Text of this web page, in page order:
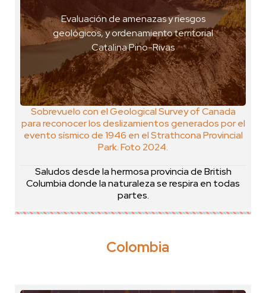
Evaluación de amenazas y riesgos
geológicos, y ordenamiento territorial
Catalina Pino-Rivas
VER FOTO
VER GEOPOSTAL
Sobrevuelo con el Geological Survey of Canada
para reconocer los deslizamientos generados por el
evento sísmico de 1946 en el Strathcona Provincial
Park. Foto 2024.
Saludos desde la hermosa provincia de British
Columbia donde la naturaleza se respira en todas
partes.
Colombia